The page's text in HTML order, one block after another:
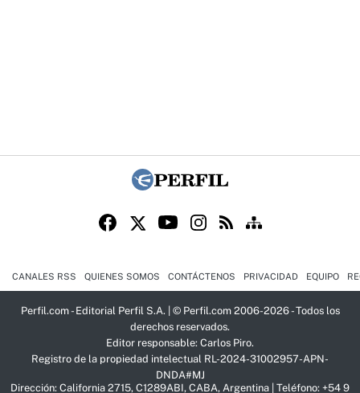
CANALES RSS QUIENES SOMOS CONTÁCTENOS PRIVACIDAD EQUIPO
Perfil.com - Editorial Perfil S.A. | © Perfil.com 2006-2026 - Todos los
derechos reservados.
Editor responsable: Carlos Piro.
Registro de la propiedad intelectual RL-2024-31002957-APN-
DNDA#MJ
Dirección: California 2715, C1289ABI, CABA, Argentina | Teléfono: +54 9